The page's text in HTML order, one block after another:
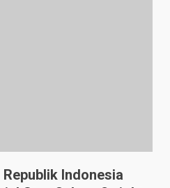
Indonesia